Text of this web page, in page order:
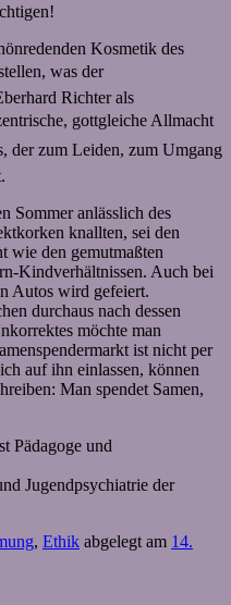
Kosmetik des
was der
Richter als
gottgleiche Allmacht
der zum Leiden, zum Umgang
Sommer anlässlich des
knallten, sei den
wie den gemutmaßten
Kindverhältnissen. Auch bei
Autos wird gefeiert.
durchaus nach dessen
möchte man
ist nicht per
auf ihn einlassen, können
Man spendet Samen,
Pädagoge und
Jugendpsychiatrie der
, Ethik abgelegt am 14.